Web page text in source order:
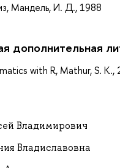
Мандель, И. Д., 1988
дополнительная
with R, Mathur, S. K.,
Владимирович
Владиславовна